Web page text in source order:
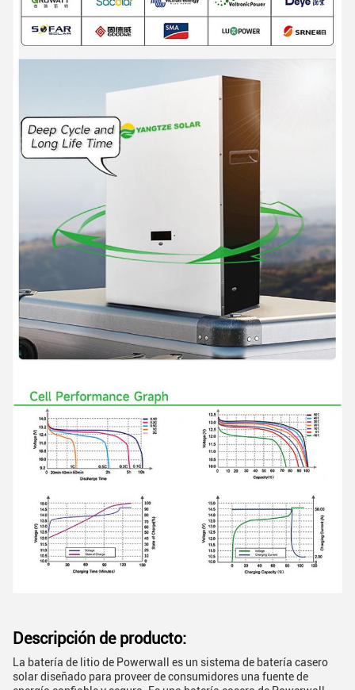
Descripción de producto:
La batería de litio de Powerwall es un sistema de batería casero
solar diseñado para proveer de consumidores una fuente de